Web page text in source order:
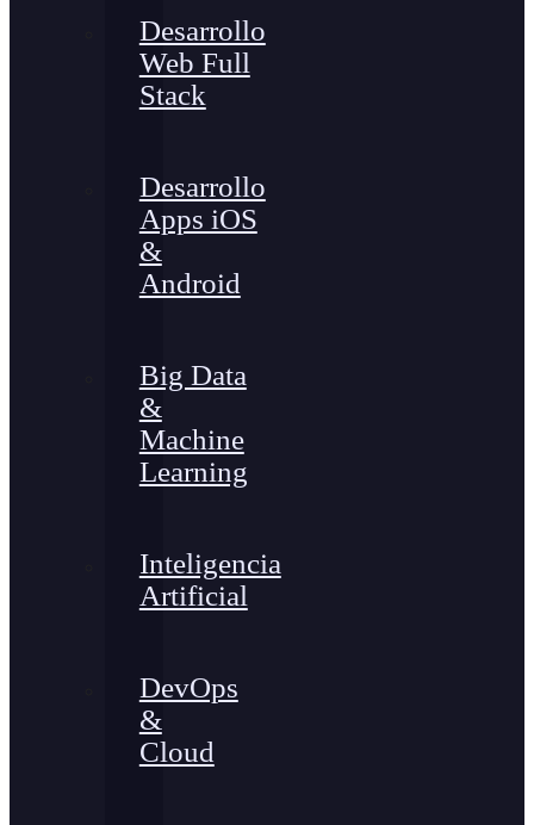
Desarrollo
Web Full
Stack
Desarrollo
Apps iOS
&
Android
Big Data
&
Machine
Learning
Inteligencia
Artificial
DevOps
&
Cloud